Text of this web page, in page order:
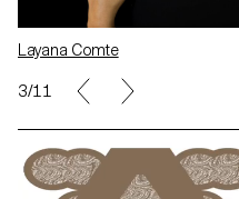
5/11